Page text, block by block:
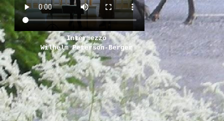
Intermezzo
Wilhelm Peterson-Berger